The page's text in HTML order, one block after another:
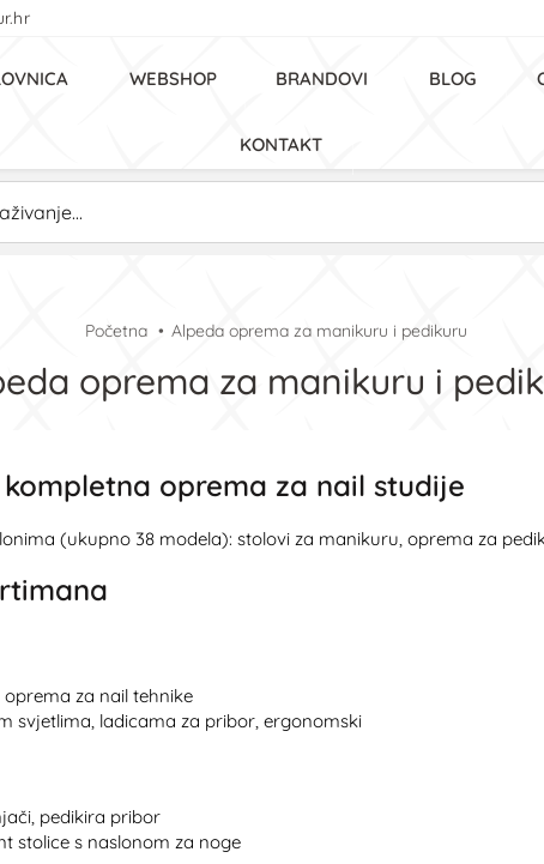
WEBSHOP BRANDOVI BLOG
KONTAKT
Početna Alpeda oprema za manikuru i pedikuru
oprema za manikuru i
oprema za nail studije
(ukupno 38 modela): stolovi za manikuru, oprema za
za nail tehnike
svjetlima, ladicama za pribor, ergonomski
pedikira pribor
stolice s naslonom za noge